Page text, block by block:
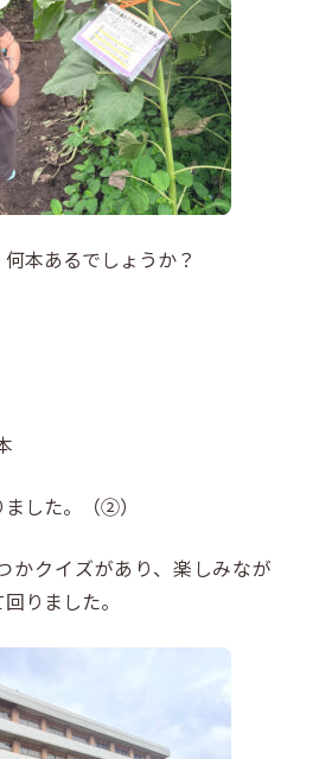
本あるでしょうか？
した。（②）
かクイズがあり、楽しみなが
りました。